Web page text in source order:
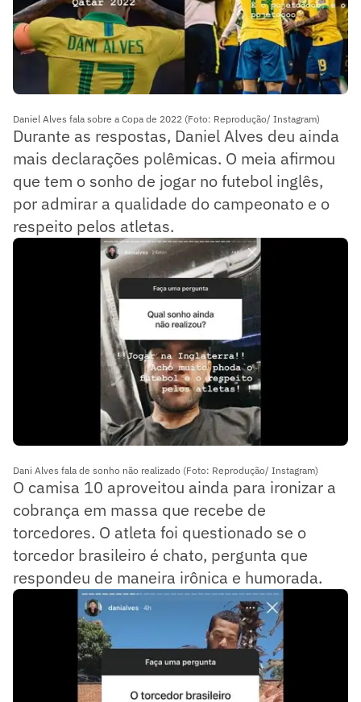
Daniel Alves fala sobre a Copa de 2022 (Foto: Reprodução/ Instagram)
Durante as respostas, Daniel Alves deu ainda
mais declarações polêmicas. O meia afirmou
que tem o sonho de jogar no futebol inglês,
por admirar a qualidade do campeonato e o
respeito pelos atletas.
Dani Alves fala de sonho não realizado (Foto: Reprodução/ Instagram)
O camisa 10 aproveitou ainda para ironizar a
cobrança em massa que recebe de
torcedores. O atleta foi questionado se o
torcedor brasileiro é chato, pergunta que
respondeu de maneira irônica e humorada.